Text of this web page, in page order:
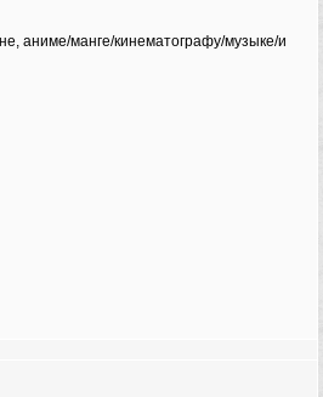
аниме/манге/кинематографу/музыке/и